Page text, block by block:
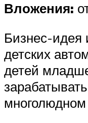
Вложения:
Бизнес-
детских
детей